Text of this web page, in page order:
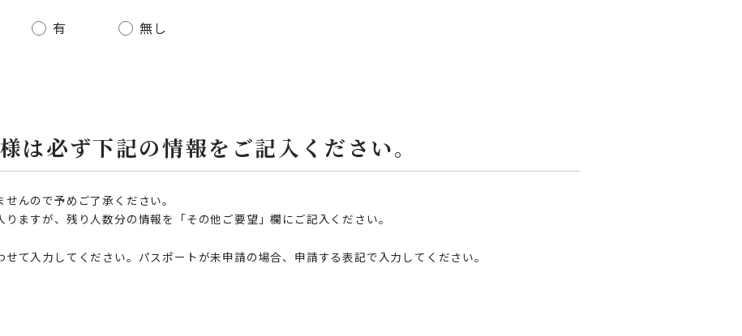
有 無し
は必ず下記の情報をご記入ください。
んので予めご了承ください。
ますが、残り人数分の情報を「その他ご要望」欄にご記入ください。
て入力してください。パスポートが未申請の場合、申請する表記で入力してください。